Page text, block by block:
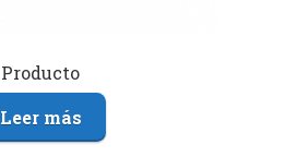
Producto
Leer más